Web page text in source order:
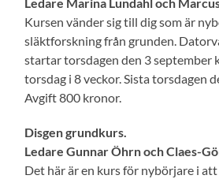
Kursen vänder sig till dig som är
släktforskning från grunden.
startar torsdagen den 3 september
torsdag i 8 veckor. Sista torsdagen
Avgift 800 kronor.
Disgen grundkurs.
Ledare Gunnar Öhrn och Claes-
Det här är en kurs för nybörjare i